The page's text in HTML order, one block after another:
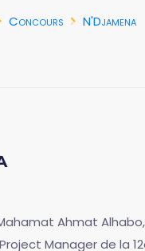
Concours N'Djamena
Ahmat
Manager de la